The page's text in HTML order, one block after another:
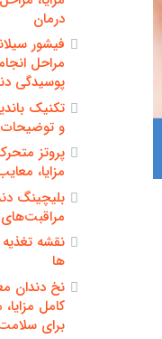
درمان
فیشور
مراحل
پوسیدگی
تکنیک
و
پروتز
مزایا،
بلیچینگ
نقشه
ها
نخ دندان
کامل
برای